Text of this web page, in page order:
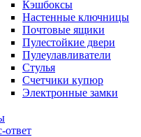
Кэшбоксы
Настенные ключницы
Почтовые ящики
Пулестойкие двери
Пулеулавливатели
Стулья
Счетчики купюр
Электронные замки
ответ